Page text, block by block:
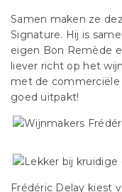
Samen maken ze
Signature. Hij is
eigen Bon Remède
liever richt op het
met de commerciële
goed uitpakt!
Frédéric Delay kiest